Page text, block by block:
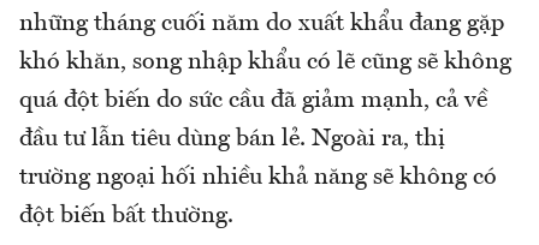
những tháng cuối năm do xuất khẩu đang gặp
khó khăn, song nhập khẩu có lẽ cũng sẽ không
quá đột biến do sức cầu đã giảm mạnh, cả về
đầu tư lẫn tiêu dùng bán lẻ. Ngoài ra, thị
trường ngoại hối nhiều khả năng sẽ không có
đột biến bất thường.